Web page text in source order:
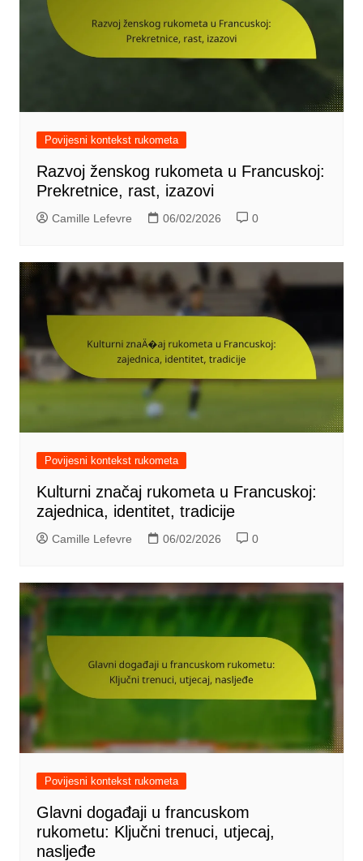
Povijesni kontekst rukometa
Razvoj ženskog rukometa u Francuskoj:
Prekretnice, rast, izazovi
Camille Lefevre 06/02/2026 0
Povijesni kontekst rukometa
Kulturni značaj rukometa u Francuskoj:
zajednica, identitet, tradicije
Camille Lefevre 06/02/2026 0
Povijesni kontekst rukometa
Glavni događaji u francuskom
rukometu: Ključni trenuci, utjecaj,
nasljeđe